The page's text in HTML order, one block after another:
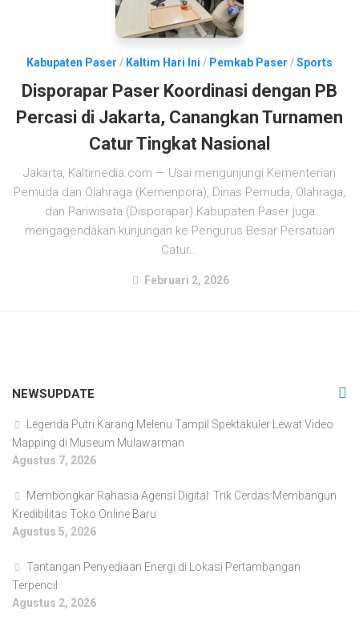
Kabupaten Paser / Kaltim Hari Ini / Pemkab Paser /Sports
Disporapar Paser Koordinasi dengan PB
Percasi di Jakarta, Canangkan Turnamen
Catur Tingkat Nasional
Jakarta, Kaltimedia.com — Usai mengunjungi Kementerian
Pemuda dan Olahraga (Kemenpora), Dinas Pemuda, Olahraga,
dan Pariwisata (Disporapar) Kabupaten Paser juga
mengagendakan kunjungan ke Pengurus Besar Persatuan
Catur...
Februari 2, 2026
NEWSUPDATE
Legenda Putri Karang Melenu Tampil Spektakuler Lewat Video
Mapping di Museum Mulawarman
Agustus 7, 2026
Membongkar Rahasia Agensi Digital: Trik Cerdas Membangun
Kredibilitas Toko Online Baru
Agustus 5, 2026
Tantangan Penyediaan Energi di Lokasi Pertambangan
Terpencil
Agustus 2, 2026